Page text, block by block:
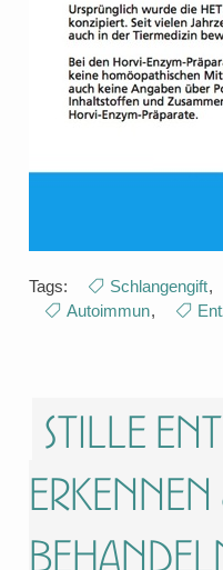
Tags: Schlangengift,
Autoimmun,
Stille
erkennen